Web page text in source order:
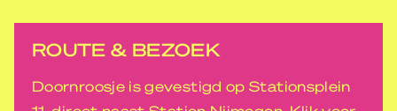
ROUTE & BEZOEK
Doornroosje is gevestigd op Stationsplein